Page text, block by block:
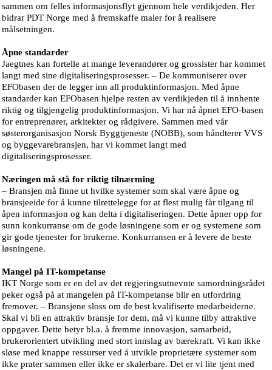
sammen om felles informasjonsflyt gjennom hele verdikjeden. Her
bidrar PDT Norge med å fremskaffe maler for å realisere
målsetningen.
Åpne standarder
Jaegtnes kan fortelle at mange leverandører og grossister har kommet
langt med sine digitaliseringsprosesser. – De kommuniserer over
EFObasen der de legger inn all produktinformasjon. Med åpne
standarder kan EFObasen hjelpe resten av verdikjeden til å innhente
riktig og tilgjengelig produktinformasjon. Vi har nå åpnet EFO-basen
for entreprenører, arkitekter og rådgivere. Sammen med vår
søsterorganisasjon Norsk Byggtjeneste (NOBB), som håndterer VVS
og byggevarebransjen, har vi kommet langt med
digitaliseringsprosesser.
Næringen må stå for riktig tilnærming
– Bransjen må finne ut hvilke systemer som skal være åpne og
bransjeeide for å kunne tilrettelegge for at flest mulig får tilgang til
åpen informasjon og kan delta i digitaliseringen. Dette åpner opp for
sunn konkurranse om de gode løsningene som er og systemene som
gir gode tjenester for brukerne. Konkurransen er å levere de beste
løsningene.
Mangel på IT-kompetanse
IKT Norge som er en del av det regjeringsutnevnte samordningsrådet
peker også på at mangelen på IT-kompetanse blir en utfordring
fremover. – Bransjene sloss om de best kvalifiserte medarbeiderne.
Skal vi bli en attraktiv bransje for dem, må vi kunne tilby attraktive
oppgaver. Dette betyr bl.a. å fremme innovasjon, samarbeid,
brukerorientert utvikling med stort innslag av bærekraft. Vi kan ikke
sløse med knappe ressurser ved å utvikle proprietære systemer som
ikke prater sammen eller ikke er skalerbare. Det er vi lite tjent med